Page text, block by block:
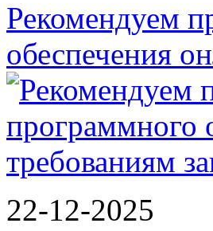
Рекомендуем
обеспечения
22-12-2025